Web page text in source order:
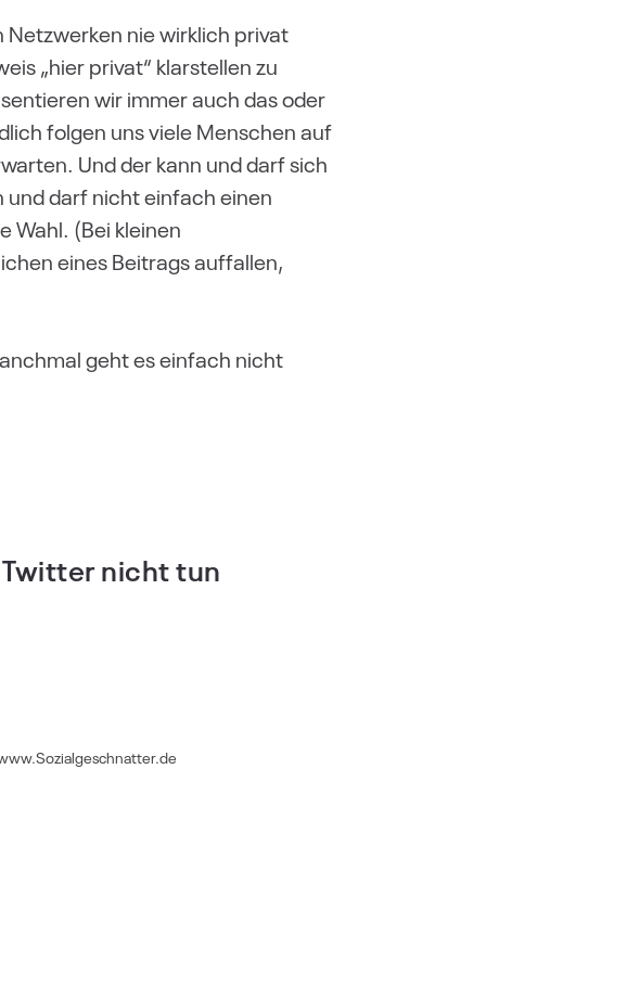
Netzwerken nie wirklich privat
„hier privat“ klarstellen zu
wir immer auch das oder
folgen uns viele Menschen auf
Und der kann und darf sich
und darf nicht einfach einen
Wahl. (Bei kleinen
eines Beitrags auffallen,
geht es einfach nicht
nicht tun